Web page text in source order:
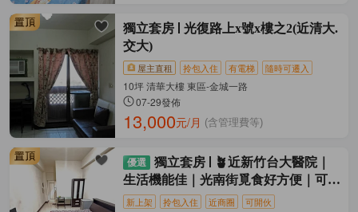
獨立套房
光復路上x號x樓之2(近清大.
交大)
屋主直租 拎包入住 有電梯 隨時可遷入
10坪 清華大樓 東區-金城一路
07-29發佈
13,000元/月 (含管理費等)
獨立套房
🪴近新竹台大醫院｜
生活機能佳｜光南街覓食好方便｜可停
機車
新上架 拎包入住 近商圈 可開伙